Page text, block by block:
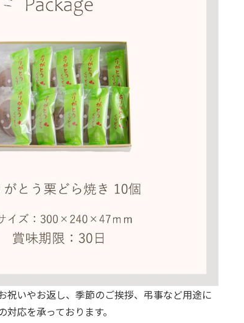
祝いやお返し、季節のご挨拶、弔事など用途に
応を承っております。